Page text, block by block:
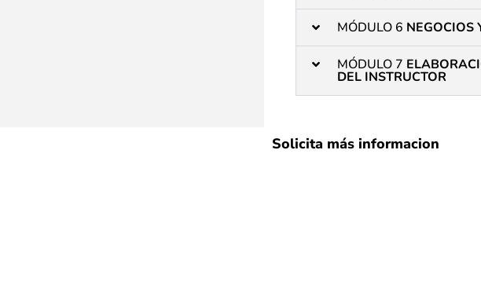
MÓDULO 6 NEGOCIOS
MÓDULO 7
DEL INSTRUCTOR
Solicita más informacion